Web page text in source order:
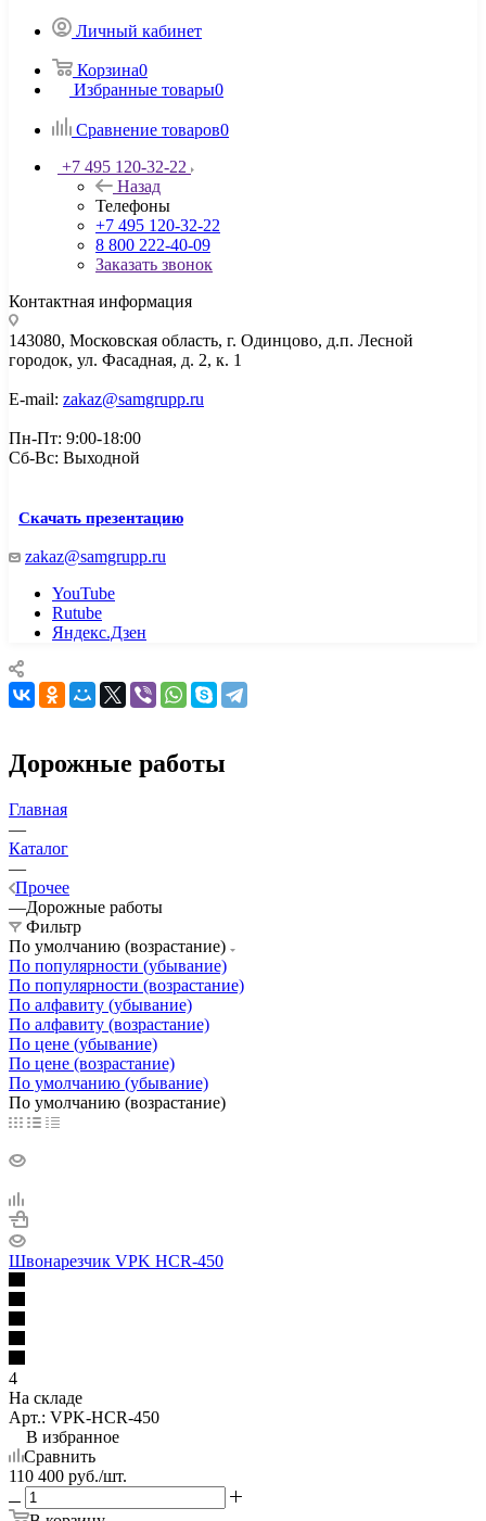
Личный кабинет
Корзина0
Избранные товары0
Сравнение товаров0
+7 495 120-32-22
Назад
Телефоны
+7 495 120-32-22
8 800 222-40-09
Заказать звонок
Контактная информация
143080, Mосковская область, г. Одинцово, д.п. Лесной
городок, ул. Фасадная, д. 2, к. 1
E-mail: zakaz@samgrupp.ru
Пн-Пт: 9:00-18:00
Сб-Вс: Выходной
Скачать презентацию
zakaz@samgrupp.ru
YouTube
Rutube
Яндекс.Дзен
Дорожные работы
Главная
—
Каталог
—
Прочее
—Дорожные работы
Фильтр
По умолчанию (возрастание)
По популярности (убывание)
По популярности (возрастание)
По алфавиту (убывание)
По алфавиту (возрастание)
По цене (убывание)
По цене (возрастание)
По умолчанию (убывание)
По умолчанию (возрастание)
Швонарезчик VPK HCR-450
4
На складе
Арт.: VPK-HCR-450
В избранное
Сравнить
110 400 руб./шт.